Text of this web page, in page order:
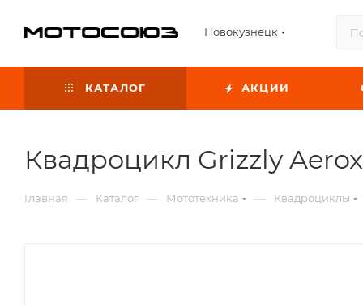
Новокузнецк
КАТАЛОГ АКЦИИ
Квадроцикл Grizzly
Главная — Каталог — Мототехника — Квадроциклы